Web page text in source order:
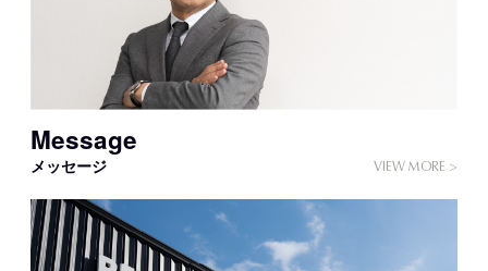
Message
メッセージ